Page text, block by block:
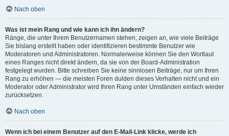
Nach oben
Was ist mein Rang und wie kann ich ihn ändern?
Ränge, die unter Ihrem Benutzernamen stehen, zeigen an, wie viele Beiträge
Sie bislang erstellt haben oder identifizieren bestimmte Benutzer wie
Moderatoren und Administratoren. Normalerweise können Sie den Wortlaut
eines Ranges nicht direkt ändern, da sie von der Board-Administration
festgelegt wurden. Bitte schreiben Sie keine sinnlosen Beiträge, nur um Ihren
Rang zu erhöhen — die meisten Foren dulden dieses Verhalten nicht und ein
Moderator oder Administrator wird Ihren Rang unter Umständen einfach wieder
zurücksetzen.
Nach oben
Wenn ich bei einem Benutzer auf den E-Mail-Link klicke, werde ich